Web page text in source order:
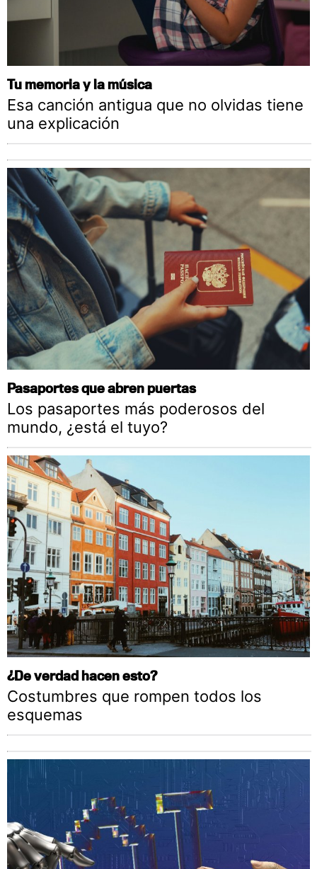
Tu memoria y la música
Esa canción antigua que no olvidas tiene
una explicación
Pasaportes que abren puertas
Los pasaportes más poderosos del
mundo, ¿está el tuyo?
¿De verdad hacen esto?
Costumbres que rompen todos los
esquemas